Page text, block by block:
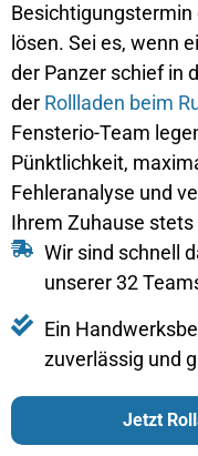
lösen. Sei es, wenn
der Panzer schief in
der Rollladen beim
Fensterio-Team
Pünktlichkeit,
Fehleranalyse und
Ihrem Zuhause
Wir sind schnell
unserer 32
Ein
zuverlässig und
Jetzt